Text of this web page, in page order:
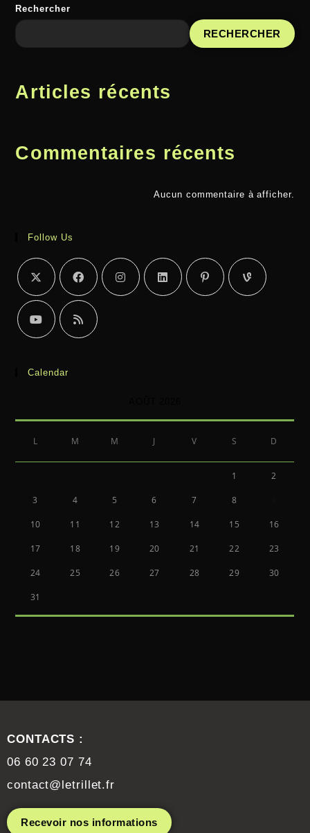
Rechercher
RECHERCHER
Articles récents
Commentaires récents
Aucun commentaire à afficher.
Follow Us
Calendar
L M M J V S D
1 2
3 4 5 6 7 8
10 11 12 13 14 15 16
17 18 19 20 21 22 23
24 25 26 27 28 29 30
31
CONTACTS :
06 60 23 07 74
contact@letrillet.fr
Recevoir nos informations